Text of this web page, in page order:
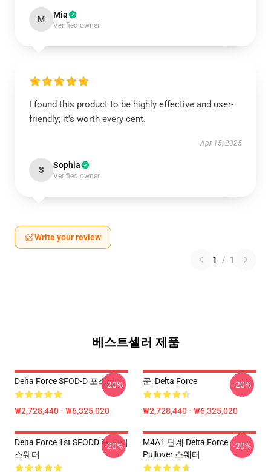
M Mia
Verified owner
I found this product to be highly effective and user-
friendly; it’s worth every cent.
Apr 15, 2025
S Sophia
Verified owner
Write your review
1 / 1
베스트셀러 제품
Delta Force SFOD-D 포스터
₩2,728,440 - ₩6,325,020
-20% 군: Delta Force
₩2,728,440 - ₩6,325,020
-20%
Delta Force 1st SFODD 풀 오버
스웨터
-20%
M4A1 단계 Delta Force
Pullover 스웨터
-20%